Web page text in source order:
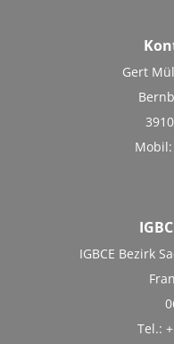
Gert
Mobil:
IGBCE
Tel.: